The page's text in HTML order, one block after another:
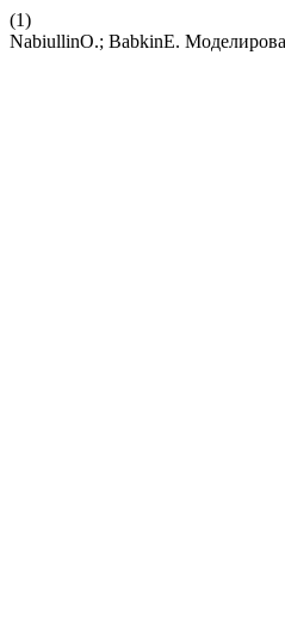
(1)
NabiullinO.; BabkinE.